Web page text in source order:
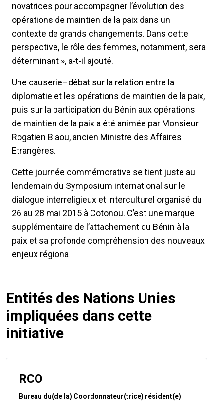
novatrices pour accompagner l’évolution des
opérations de maintien de la paix dans un
contexte de grands changements. Dans cette
perspective, le rôle des femmes, notamment, sera
déterminant », a-t-il ajouté.
Une causerie–débat sur la relation entre la
diplomatie et les opérations de maintien de la paix,
puis sur la participation du Bénin aux opérations
de maintien de la paix a été animée par Monsieur
Rogatien Biaou, ancien Ministre des Affaires
Etrangères.
Cette journée commémorative se tient juste au
lendemain du Symposium international sur le
dialogue interreligieux et interculturel organisé du
26 au 28 mai 2015 à Cotonou. C’est une marque
supplémentaire de l’attachement du Bénin à la
paix et sa profonde compréhension des nouveaux
enjeux régiona
Entités des Nations Unies
impliquées dans cette
initiative
RCO
Bureau du(de la) Coordonnateur(trice) résident(e)